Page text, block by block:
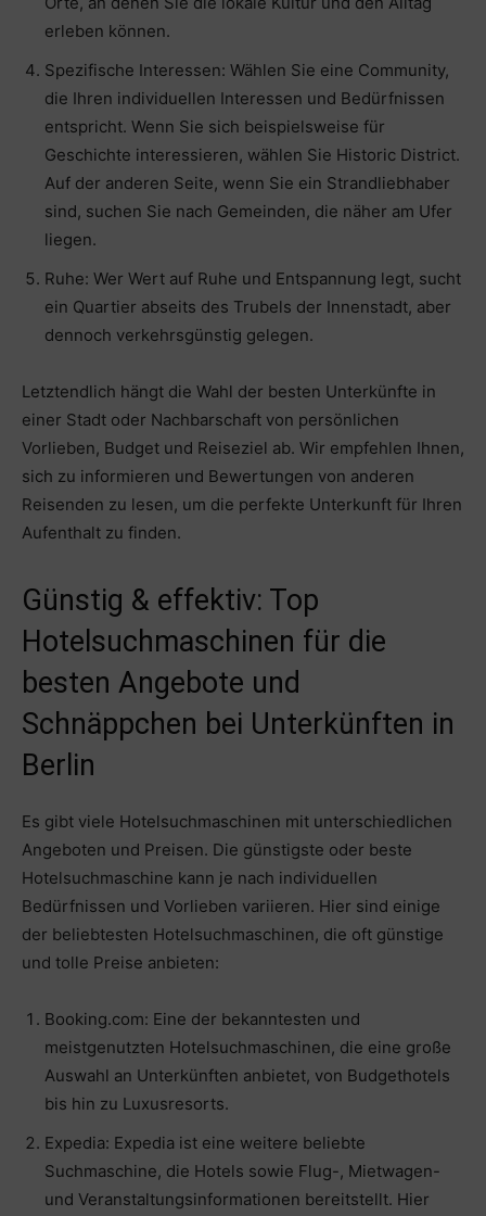
erleben können.
Spezifische Interessen: Wählen Sie eine Community,
die Ihren individuellen Interessen und Bedürfnissen
entspricht. Wenn Sie sich beispielsweise für
Geschichte interessieren, wählen Sie Historic District.
Auf der anderen Seite, wenn Sie ein Strandliebhaber
sind, suchen Sie nach Gemeinden, die näher am Ufer
liegen.
Ruhe: Wer Wert auf Ruhe und Entspannung legt, sucht
ein Quartier abseits des Trubels der Innenstadt, aber
dennoch verkehrsgünstig gelegen.
Letztendlich hängt die Wahl der besten Unterkünfte in
einer Stadt oder Nachbarschaft von persönlichen
Vorlieben, Budget und Reiseziel ab. Wir empfehlen Ihnen,
sich zu informieren und Bewertungen von anderen
Reisenden zu lesen, um die perfekte Unterkunft für Ihren
Aufenthalt zu finden.
Günstig & effektiv: Top
Hotelsuchmaschinen für die
besten Angebote und
Schnäppchen bei Unterkünften in
Berlin
Es gibt viele Hotelsuchmaschinen mit unterschiedlichen
Angeboten und Preisen. Die günstigste oder beste
Hotelsuchmaschine kann je nach individuellen
Bedürfnissen und Vorlieben variieren. Hier sind einige
der beliebtesten Hotelsuchmaschinen, die oft günstige
und tolle Preise anbieten:
Booking.com: Eine der bekanntesten und
meistgenutzten Hotelsuchmaschinen, die eine große
Auswahl an Unterkünften anbietet, von Budgethotels
bis hin zu Luxusresorts.
Expedia: Expedia ist eine weitere beliebte
Suchmaschine, die Hotels sowie Flug-, Mietwagen-
und Veranstaltungsinformationen bereitstellt. Hier